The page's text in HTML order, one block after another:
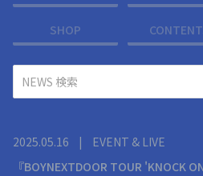
SHOP
2025.05.16 |
EVENT & LIVE
『BOYNEXTDOOR TOUR 'KNOCK